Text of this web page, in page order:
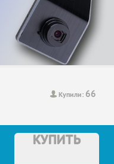
Купили: 66
КУПИТЬ